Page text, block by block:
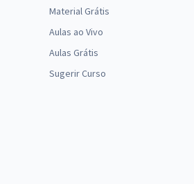
Material Grátis
Aulas ao Vivo
Aulas Grátis
Sugerir Curso